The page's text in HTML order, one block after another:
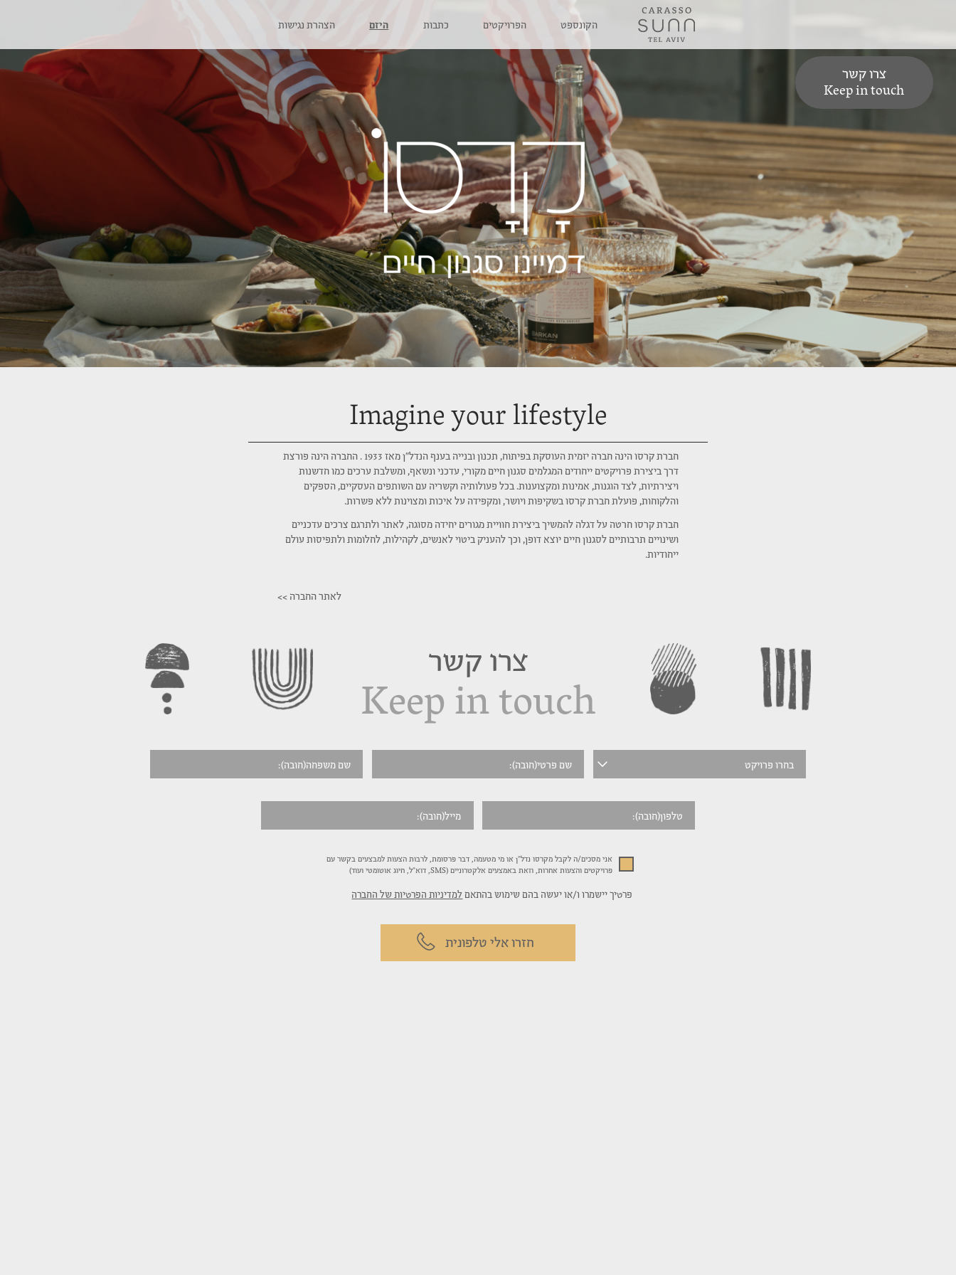
הקונספט הפרויקטים כתבות היזם הצהרת נגישות
צרו קשר
Keep in touch
Imagine your lifestyle
חברת קרסו הינה חברה יזמית העוסקת בפיתוח, תכנון ובנייה בענף הנדל"ן מאז 1933 . החברה הינה פורצת
דרך ביצירת פרויקטים ייחודים המגלמים סגנון חיים מקורי, עדכני ונשאף, ומשלבת ערכים כמו חדשנות
ויצירתיות, לצד הוגנות, אמינות ומקצוענות. בכל פעולותיה וקשריה עם השותפים העסקיים, הספקים
והלקוחות, פועלת חברת קרסו בשקיפות ויושר, ומקפידה על איכות ומצוינות ללא פשרות.
חברת קרסו חרטה על דגלה להמשיך ביצירת חוויית מגורים יחידה מסוגה, לאתר ולתרגם צרכים עדכניים
ושינויים תרבותיים לסגנון חיים יוצא דופן, וכך להעניק ביטוי לאנשים, לקהילות, לחלומות ולתפיסות עולם
ייחודיות.
לאתר החברה >>
צרו קשר
Keep in touch
אני מסכים/ה לקבל מקרסו נדל"ן או מי מטעמה, דבר פרסומת, לרבות הצעות למבצעים בקשר עם
פרויקטים והצעות אחרות, וזאת באמצעים אלקטרוניים (SMS, דוא"ל, חיוג אוטומטי ועוד)
פרטיך יישמרו ו/או יעשה בהם שימוש בהתאם למדיניות הפרטיות של החברה